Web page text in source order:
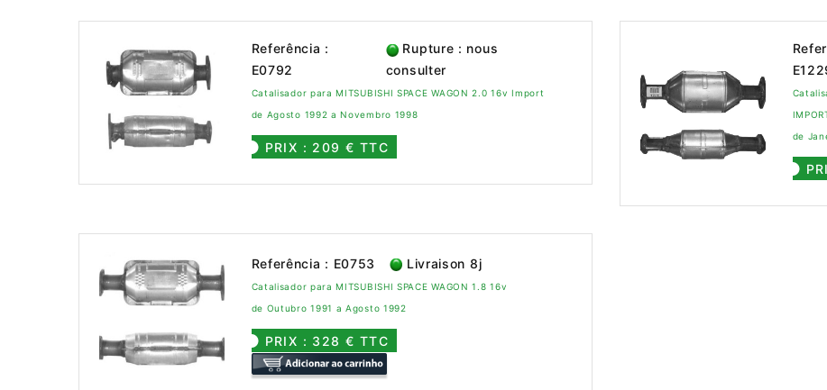
Referência :
E0792
Rupture : nous
consulter
Catalisador para MITSUBISHI SPACE WAGON 2.0 16v Import
de Agosto 1992 a Novembro 1998
PRIX : 209 € TTC
de
Referência : E0753 Livraison 8j
Catalisador para MITSUBISHI SPACE WAGON 1.8 16v
de Outubro 1991 a Agosto 1992
PRIX : 328 € TTC